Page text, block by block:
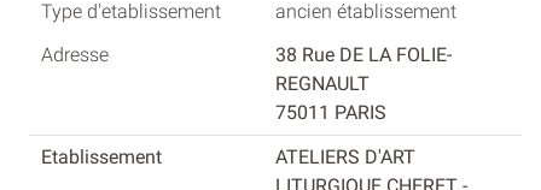
ancien établissement
38 Rue DE LA FOLIE-
REGNAULT
75011 PARIS
ATELIERS D'ART